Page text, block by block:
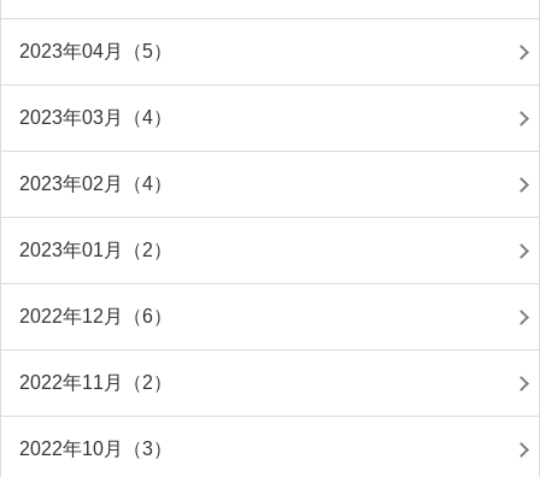
2023年04月（5）
2023年03月（4）
2023年02月（4）
2023年01月（2）
2022年12月（6）
2022年11月（2）
2022年10月（3）